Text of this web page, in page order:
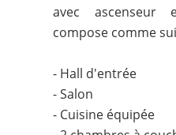
avec ascenseur
compose comme
- Hall d'entrée
- Salon
- Cuisine équipée